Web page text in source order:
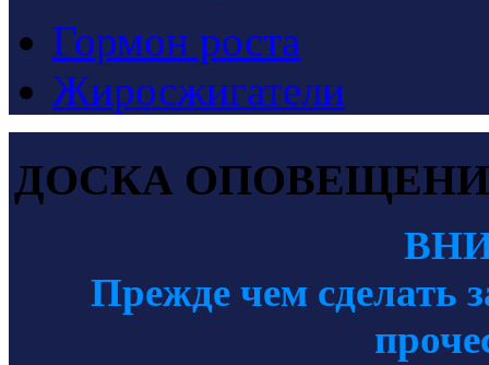
Гормон роста
Жиросжигатели
ДОСКА
Прежде чем сделать